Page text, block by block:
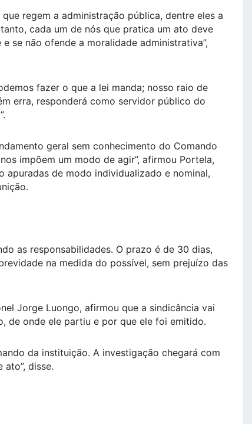
regem a administração pública, dentre eles a
cada um de nós que pratica um ato deve
se não ofende a moralidade administrativa”,
fazer o que a lei manda; nosso raio de
erra, responderá como servidor público do
geral sem conhecimento do Comando
impõem um modo de agir”, afirmou Portela,
apuradas de modo individualizado e nominal,
as responsabilidades. O prazo é de 30 dias,
na medida do possível, sem prejuízo das
Jorge Luongo, afirmou que a sindicância vai
de onde ele partiu e por que ele foi emitido.
da instituição. A investigação chegará com
disse.